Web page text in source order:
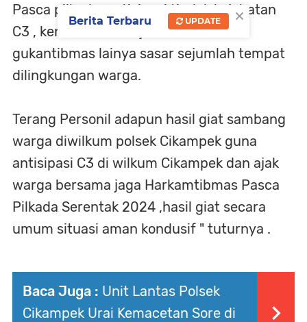
Pasca pilkada, antisipasi tindak kejahatan
C3 , kenakalan remaja, tawuran dan
gukantibmas lainya sasar sejumlah tempat
dilingkungan warga.
Terang Personil adapun hasil giat sambang
warga diwilkum polsek Cikampek guna
antisipasi C3 di wilkum Cikampek dan ajak
warga bersama jaga Harkamtibmas Pasca
Pilkada Serentak 2024 ,hasil giat secara
umum situasi aman kondusif " tuturnya .
Baca Juga : Unit Lantas Polsek
Cikampek Urai Kemacetan Sore di
×
Berita Terbaru UPDATE